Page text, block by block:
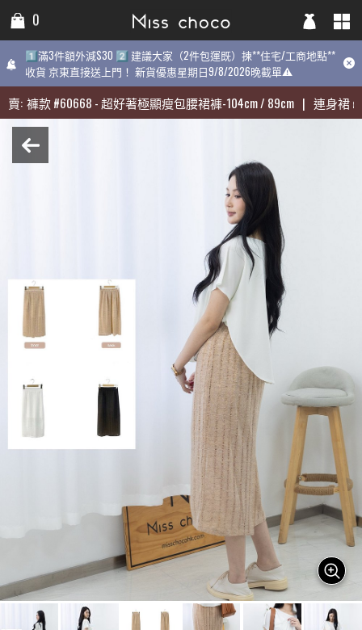
0
1️⃣滿3件額外減$30 2️⃣ 建議大家（2件包運既）揀**住宅/工商地點**
收貨 京東直接送上門！ 新貨優惠星期日9/8/2026晚截單⚠️
: 褲款#60668- 超好著極顯瘦包腰裙褲-104cm / 89cm | 連身裙#
0
1️⃣滿3件額外減$30 2️⃣ 建議大家（2件包運既）揀**住宅/工商地點**
收貨 京東直接送上門！ 新貨優惠星期日9/8/2026晚截單⚠️
: 褲款#60668- 超好著極顯瘦包腰裙褲-104cm / 89cm | 連身裙#
1️⃣滿3件額外減$30 2️⃣ 建議大家（2件包運既）揀**住宅/工商地點**
9/8/2026晚截單⚠️
期最熱賣: 褲款# 60668-超好著極顯瘦包腰裙褲-104cm / 89cm |